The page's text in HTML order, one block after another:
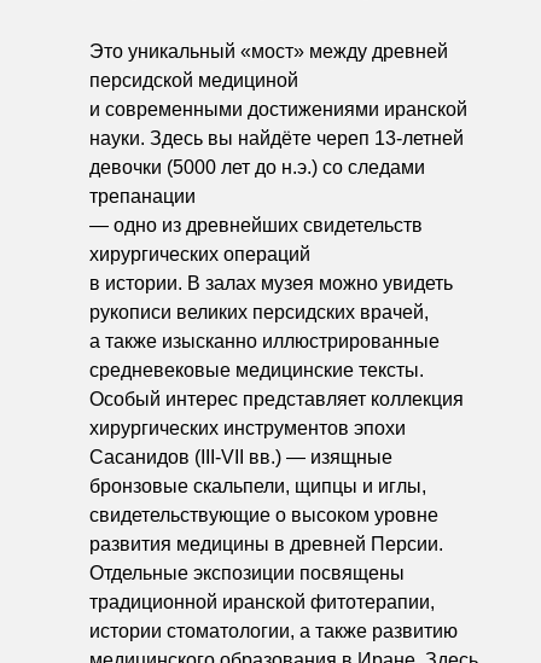
Это уникальный «мост» между древней
персидской медициной
и современными достижениями иранской
науки. Здесь вы найдёте череп 13-летней
девочки (5000 лет до н.э.) со следами
трепанации
— одно из древнейших свидетельств
хирургических операций
в истории. В залах музея можно увидеть
рукописи великих персидских врачей,
а также изысканно иллюстрированные
средневековые медицинские тексты.
Особый интерес представляет коллекция
хирургических инструментов эпохи
Сасанидов (III-VII вв.) — изящные
бронзовые скальпели, щипцы и иглы,
свидетельствующие о высоком уровне
развития медицины в древней Персии.
Отдельные экспозиции посвящены
традиционной иранской фитотерапии,
истории стоматологии, а также развитию